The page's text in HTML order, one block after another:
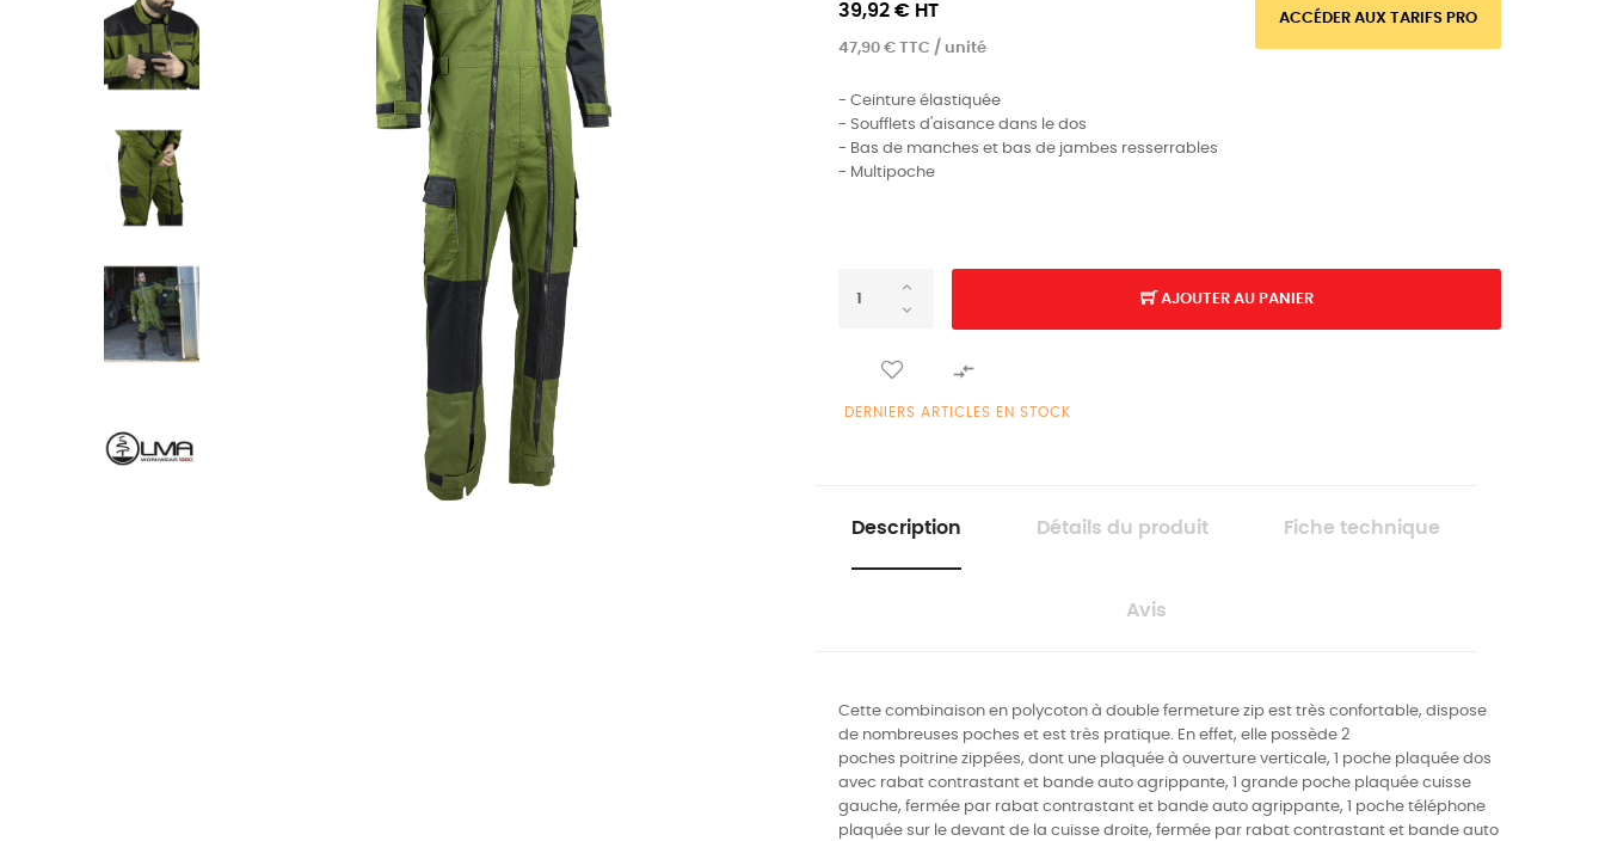
39,92 € HT
47,90 € TTC / unité
ACCÉDER AUX TARIFS PRO
- Ceinture élastiquée
- Soufflets d'aisance dans le dos
- Bas de manches et bas de jambes resserrables
- Multipoche
AJOUTER AU PANIER

DERNIERS ARTICLES EN STOCK
Description Détails du produit Fiche technique
Avis
Cette combinaison en polycoton à double fermeture zip est très confortable, dispose
de nombreuses poches et est très pratique. En effet, elle possède 2
poches poitrine zippées, dont une plaquée à ouverture verticale, 1 poche plaquée dos
avec rabat contrastant et bande auto agrippante, 1 grande poche plaquée cuisse
gauche, fermée par rabat contrastant et bande auto agrippante, 1 poche téléphone
plaquée sur le devant de la cuisse droite, fermée par rabat contrastant et bande auto